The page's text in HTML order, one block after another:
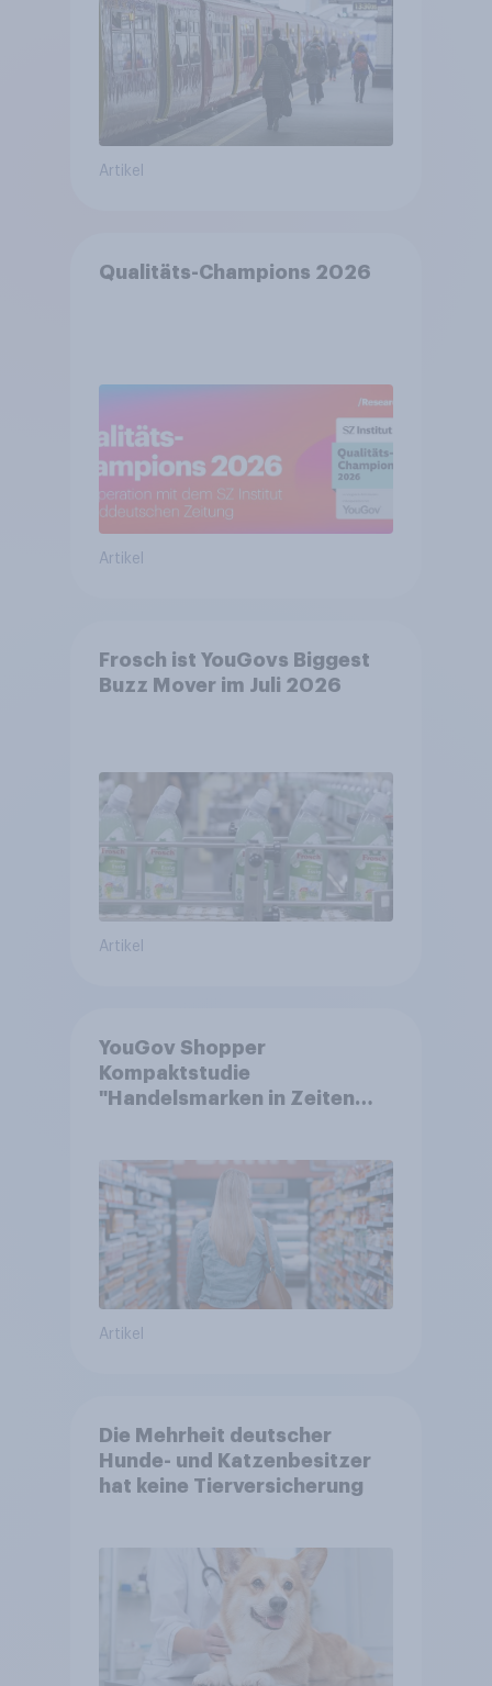
auf öffentliche
Verkehrsmittel um
Artikel
Qualitäts-Champions 2026
Artikel
Frosch ist YouGovs Biggest
Buzz Mover im Juli 2026
Artikel
YouGov Shopper
Kompaktstudie
"Handelsmarken in Zeiten
Artikel
Die Mehrheit deutscher
Hunde- und Katzenbesitzer
hat keine Tierversicherung